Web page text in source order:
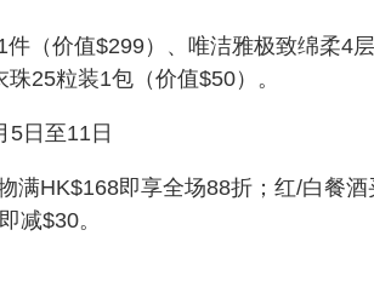
件（价值$299）、唯洁雅极致绵柔4
25粒装1包（价值$50）。
5日至11日
物满HK$168即享全场88折；红/白餐
减$30。